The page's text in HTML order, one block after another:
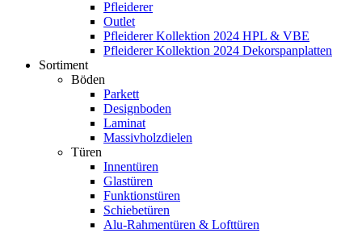
Pfleiderer
Outlet
Pfleiderer Kollektion 2024 HPL & VBE
Pfleiderer Kollektion 2024 Dekorspanplatten
Sortiment
Böden
Parkett
Designboden
Laminat
Massivholzdielen
Türen
Innentüren
Glastüren
Funktionstüren
Schiebetüren
Alu-Rahmentüren & Lofttüren